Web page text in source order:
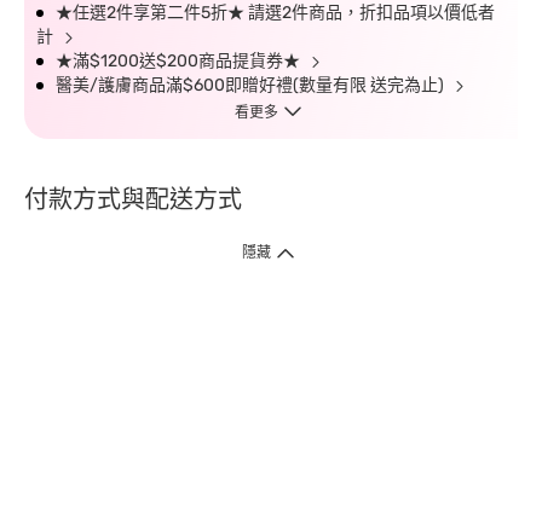
★任選2件享第二件5折★ 請選2件商品，折扣品項以價低者
計
★滿$1200送$200商品提貨券★
醫美/護膚商品滿$600即贈好禮(數量有限 送完為止)
看更多
付款方式與配送方式
隱藏